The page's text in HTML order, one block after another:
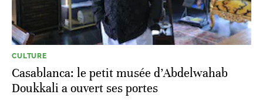
CULTURE
Casablanca: le petit musée d’Abdelwahab
Doukkali a ouvert ses portes